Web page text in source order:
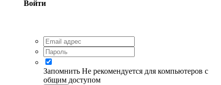
Войти
Запомнить Не рекомендуется для компьютеров с
общим доступом